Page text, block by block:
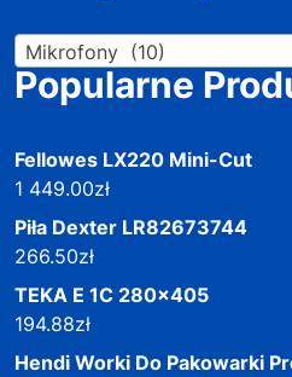
Mikrofony (10)
Popularne
Fellowes LX220 Mini-Cut
1 449.00zł
Piła Dexter LR82673744
266.50zł
TEKA E 1C 280x405
194.88zł
Hendi Worki Do Pakowarki